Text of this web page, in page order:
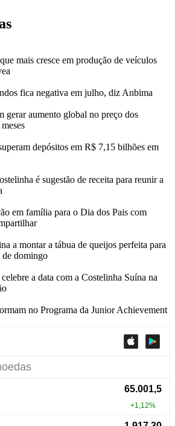
mais cresce em produção de veículos
fica negativa em julho, diz Anbima
gerar aumento global no preço dos
depósitos em R$ 7,15 bilhões em
é sugestão de receita para reunir a
em família para o Dia dos Pais com
a montar a tábua de queijos perfeita para
de domingo
a data com a Costelinha Suína na
no Programa da Junior Achievement